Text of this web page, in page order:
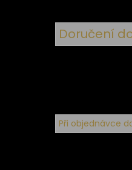
Doručení
Při objednávce